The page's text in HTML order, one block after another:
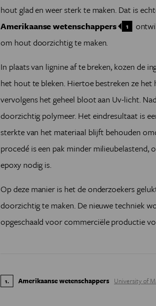
hout glad en weer sterk te maken. Dat is
Amerikaanse wetenschappers
1
om hout doorzichtig te maken.
In plaats van lignine af te breken, kozen de
het hout te bleken. Hiertoe bestreken ze
vervolgens het geheel bloot aan Uv-licht.
doorzichtig polymeer. Het eindresultaat is
sterkte van het materiaal blijft behouden
procedé is een pak minder
epoxy nodig is.
Op deze manier is het de onderzoekers
doorzichtig te maken. De nieuwe techniek
opgeschaald voor commerciële productie
1. Amerikaanse wetenschappers University of